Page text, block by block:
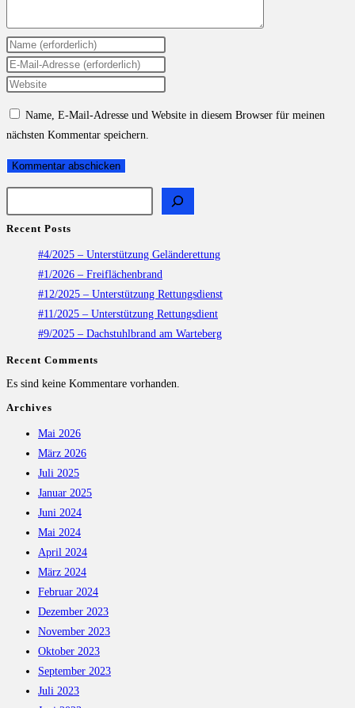
Name, E-Mail-Adresse und Website in diesem Browser für meinen
nächsten Kommentar speichern.
Recent Posts
#4/2025 – Unterstützung Geländerettung
#1/2026 – Freiflächenbrand
#12/2025 – Unterstützung Rettungsdienst
#11/2025 – Unterstützung Rettungsdient
#9/2025 – Dachstuhlbrand am Warteberg
Recent Comments
Es sind keine Kommentare vorhanden.
Archives
Mai 2026
März 2026
Juli 2025
Januar 2025
Juni 2024
Mai 2024
April 2024
März 2024
Februar 2024
Dezember 2023
November 2023
Oktober 2023
September 2023
Juli 2023